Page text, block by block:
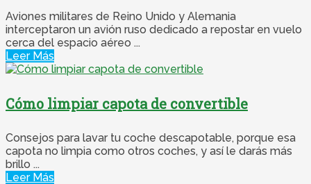
Aviones militares de Reino Unido y Alemania
interceptaron un avión ruso dedicado a repostar en vuelo
cerca del espacio aéreo ...
Leer Más
Cómo limpiar capota de convertible
Consejos para lavar tu coche descapotable, porque esa
capota no limpia como otros coches, y así le darás más
brillo ...
Leer Más